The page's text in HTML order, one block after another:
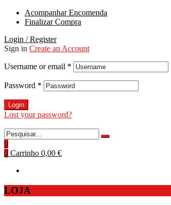
Acompanhar Encomenda
Finalizar Compra
Login / Register
Sign in Create an Account
Username or email *
Password *
Login
Lost your password?
0
0 Carrinho 0,00 €
LOJA